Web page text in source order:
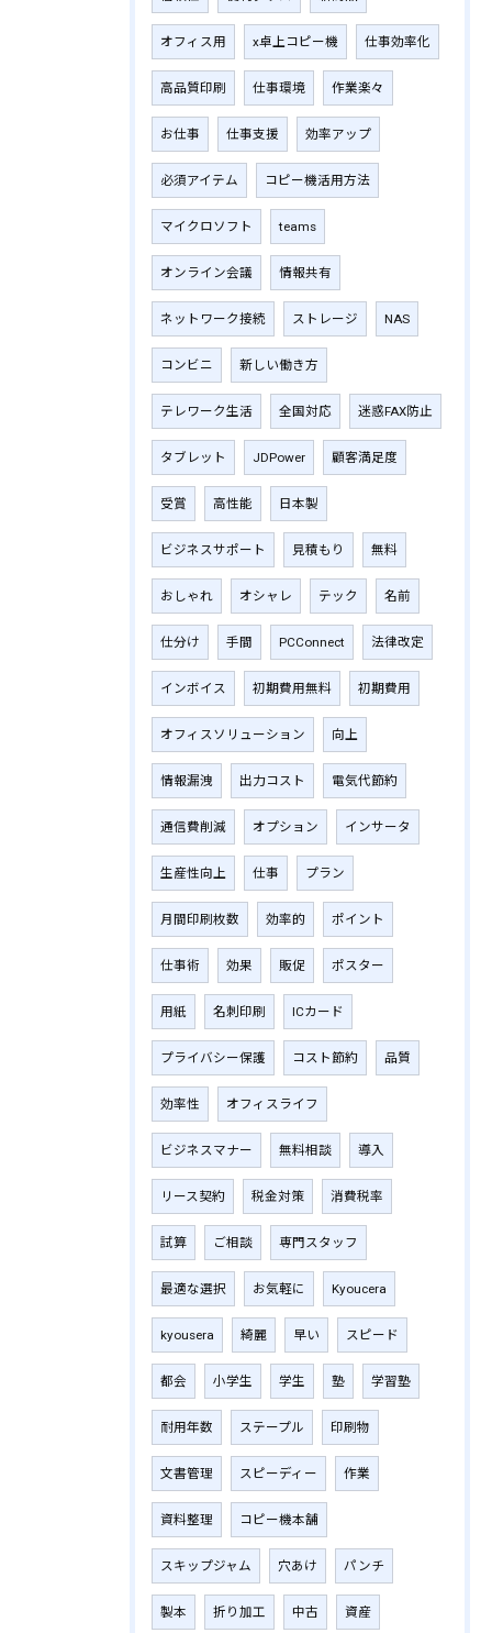
オフィス用 x卓上コピー機 仕事効率化
高品質印刷 仕事環境 作業楽々
お仕事 仕事支援 効率アップ
必須アイテム コピー機活用方法
マイクロソフト teams
オンライン会議 情報共有
ネットワーク接続 ストレージ NAS
コンビニ 新しい働き方
テレワーク生活 全国対応 迷惑FAX防止
タブレット JDPower 顧客満足度
受賞 高性能 日本製
ビジネスサポート 見積もり 無料
おしゃれ オシャレ テック 名前
仕分け 手間 PCConnect 法律改定
インボイス 初期費用無料 初期費用
オフィスソリューション 向上
情報漏洩 出力コスト 電気代節約
通信費削減 オプション インサータ
生産性向上 仕事 プラン
月間印刷枚数 効率的 ポイント
仕事術 効果 販促 ポスター
用紙 名刺印刷 ICカード
プライバシー保護 コスト節約 品質
効率性 オフィスライフ
ビジネスマナー 無料相談 導入
リース契約 税金対策 消費税率
試算 ご相談 専門スタッフ
最適な選択 お気軽に Kyoucera
kyousera 綺麗 早い スピード
都会 小学生 学生 塾 学習塾
耐用年数 ステープル 印刷物
文書管理 スピーディー 作業
資料整理 コピー機本舗
スキップジャム 穴あけ パンチ
製本 折り加工 中古 資産